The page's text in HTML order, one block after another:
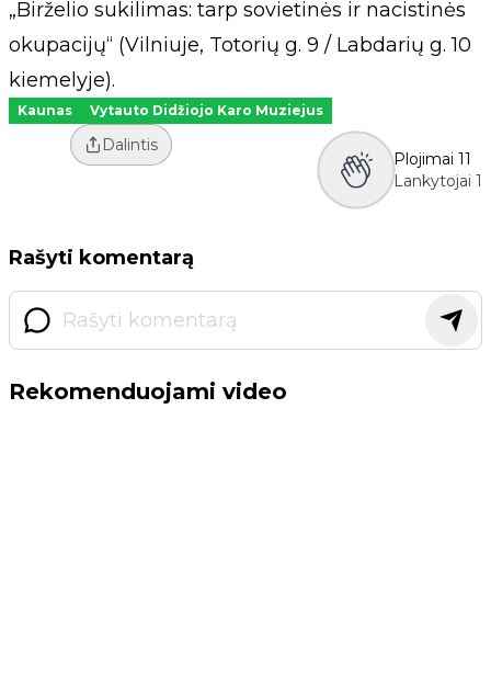
„Birželio sukilimas: tarp sovietinės ir nacistinės
okupacijų“ (Vilniuje, Totorių g. 9 / Labdarių g. 10
kiemelyje).
Kaunas Vytauto Didžiojo Karo Muziejus
Dalintis
Plojimai 11
Lankytojai 1
Rašyti komentarą
Rekomenduojami video